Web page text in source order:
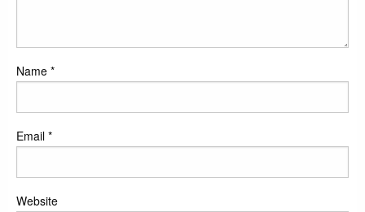
Name *
Email *
Website